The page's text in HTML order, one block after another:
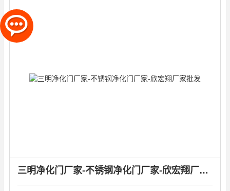
三明净化门厂家-不锈钢净化门厂家-欣宏翔厂家批发